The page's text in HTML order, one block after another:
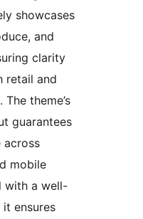
showcases
and
clarity
retail and
theme’s
guarantees
across
mobile
with a well-
ensures